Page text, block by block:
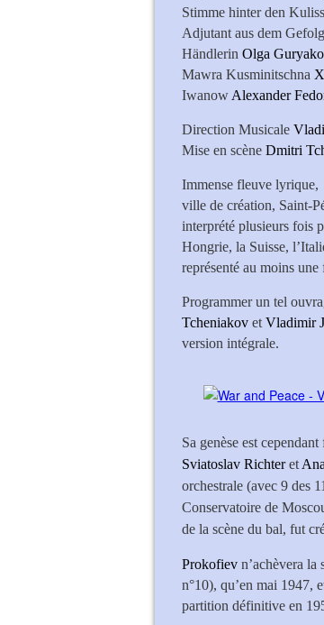
Stimme hinter den
Adjutant aus dem
Händlerin Olga
Mawra Kusminitschna
Iwanow Alexander
Direction Musicale
Mise en scène Dmitri
Immense fleuve lyrique,
ville de création, Saint-
interprété plusieurs fois
Hongrie, la Suisse,
représenté au moins une
Programmer un tel
Tcheniakov et Vladimir
version intégrale.
Sa genèse est
Sviatoslav Richteret
orchestrale (avec 9 des
Conservatoire de
de la scène du bal, fut
Prokofiev n’achèvera la
n°10), qu’en mai 1947,
partition définitive en